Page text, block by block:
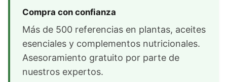
Compra con confianza
Más de 500 referencias en plantas, aceites
esenciales y complementos nutricionales.
Asesoramiento gratuito por parte de
nuestros expertos.